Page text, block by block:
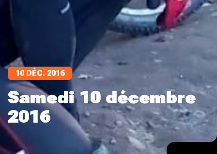
10 DÉC. 2016
Samedi 10 décembre
2016